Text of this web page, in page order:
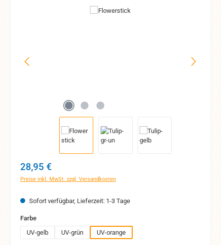
Regulärer Preis:
28,95 €
Preise inkl. MwSt. zzgl. Versandkosten
Sofort verfügbar, Lieferzeit: 1-3 Tage
Farbeauswählen
UV-gelb
UV-grün UV-orange